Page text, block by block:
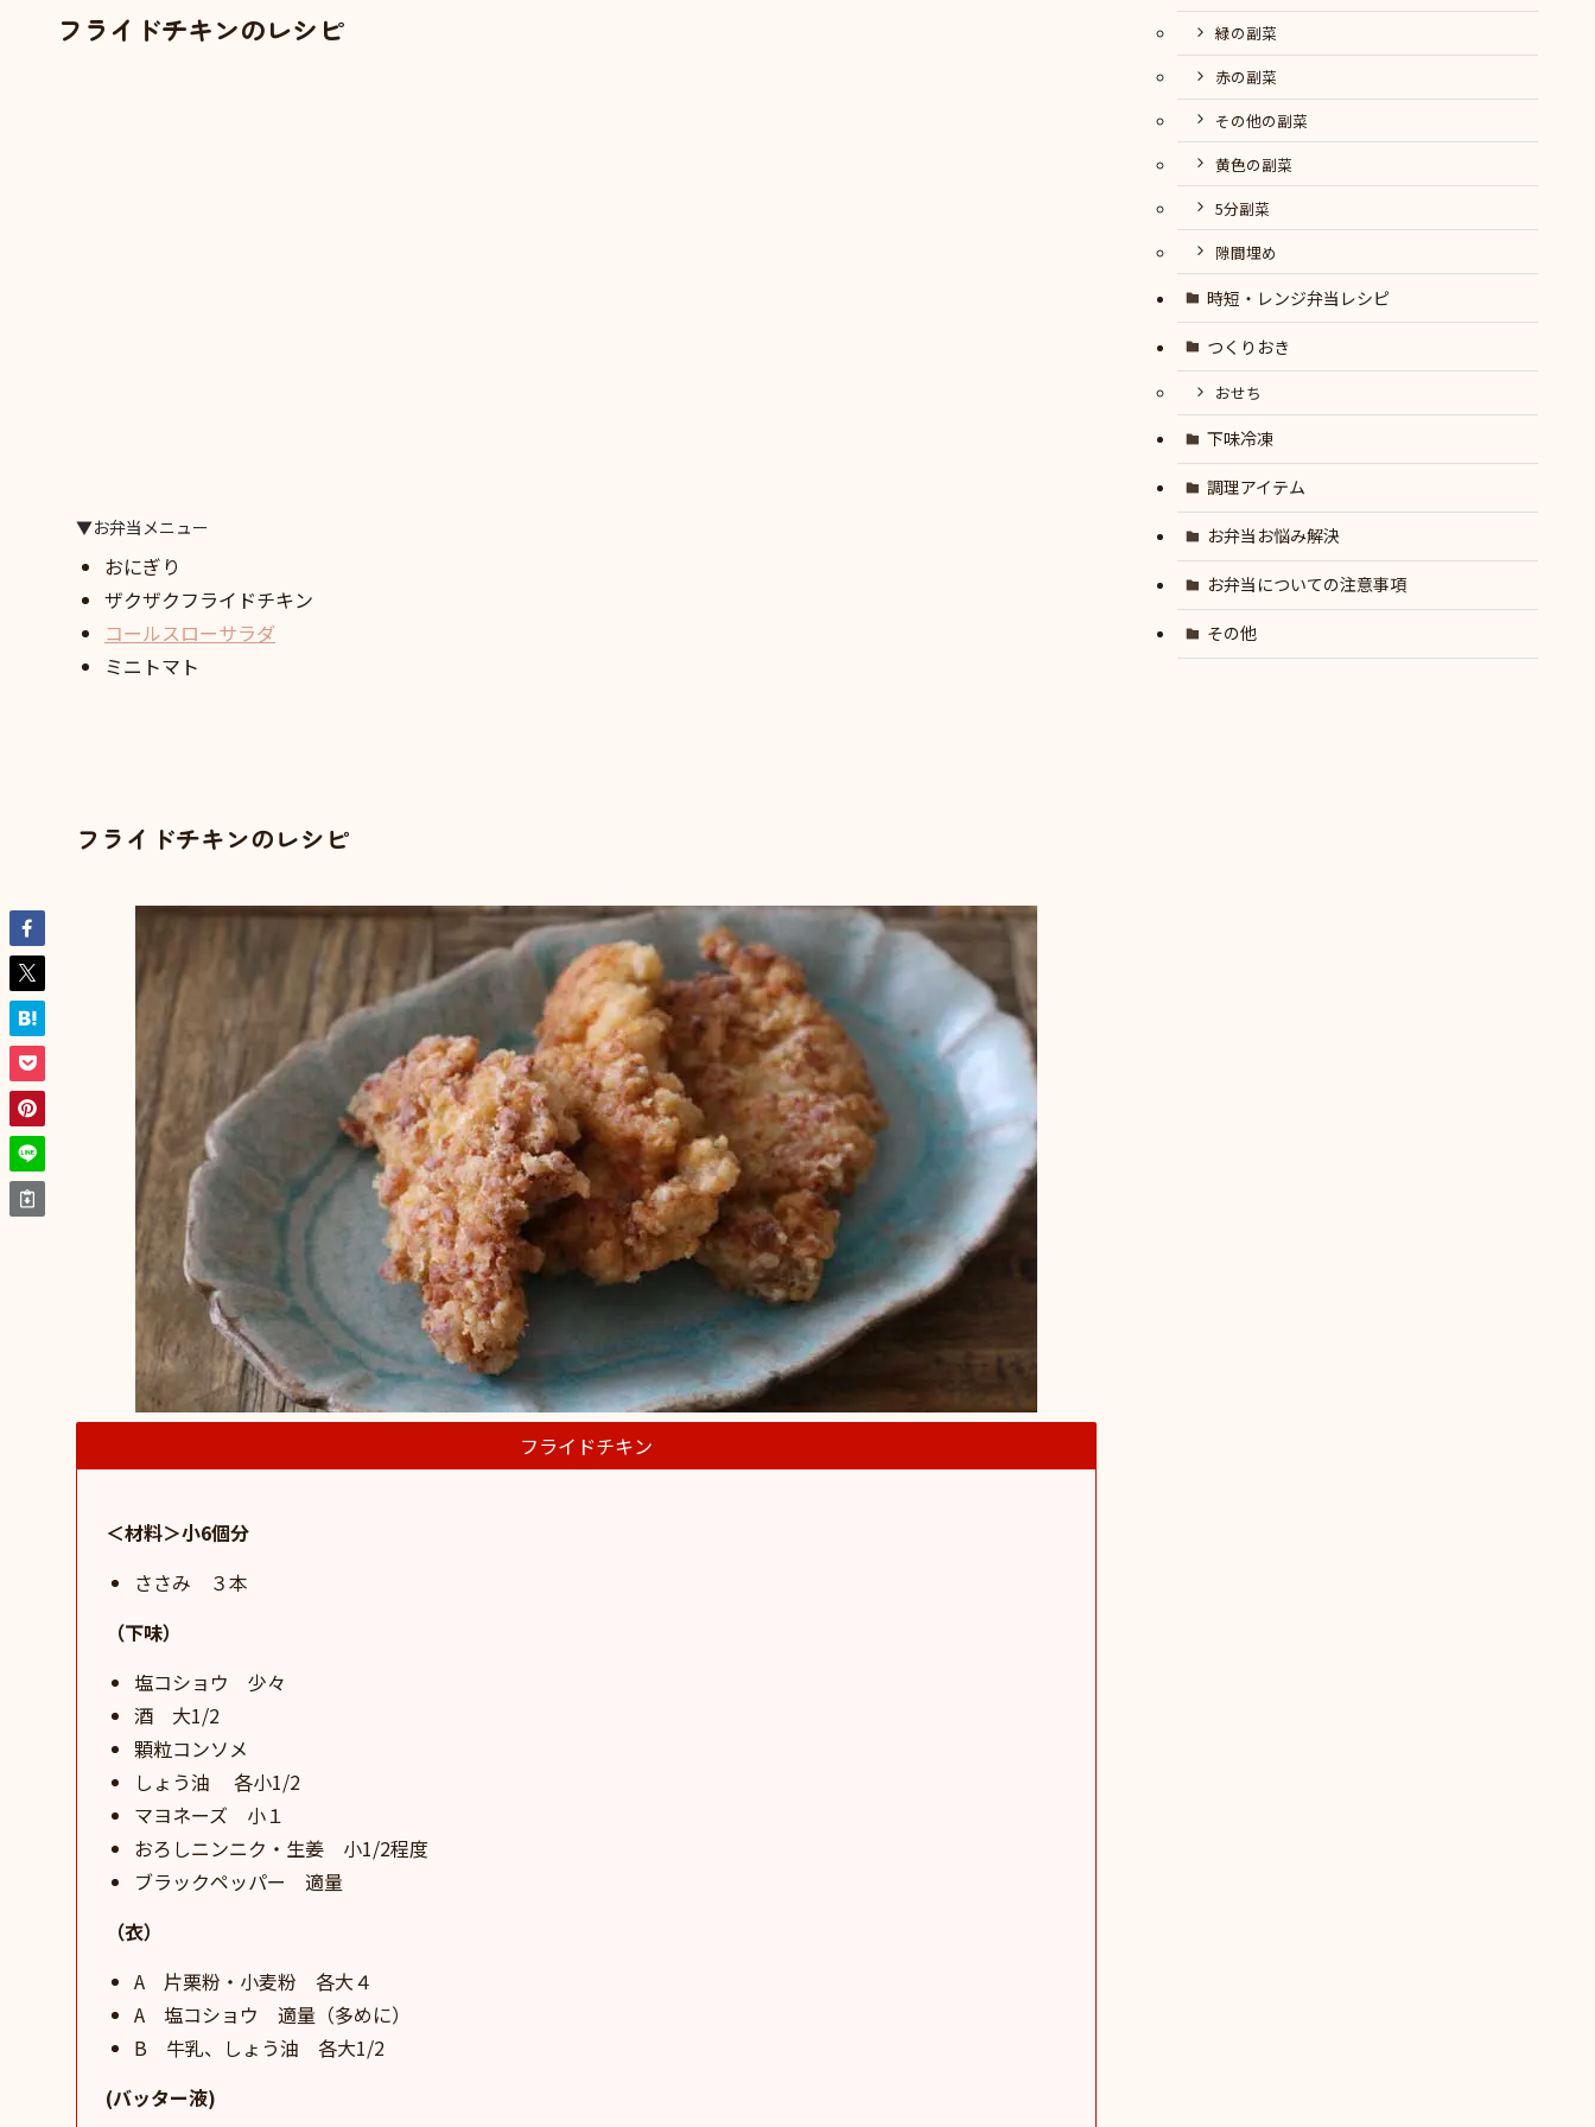
フライドチキンのレシピ
▼お弁当メニュー
おにぎり
ザクザクフライドチキン
コールスローサラダ
ミニトマト
フライドチキンのレシピ
フライドチキン
＜材料＞小6個分
ささみ ３本
（下味）
塩コショウ 少々
酒 大1/2
顆粒コンソメ
しょう油 各小1/2
マヨネーズ 小１
おろしニンニク・生姜 小1/2程度
ブラックペッパー 適量
（衣）
A 片栗粉・小麦粉 各大４
A 塩コショウ 適量（多めに）
B 牛乳、しょう油 各大1/2
(バッター液)
緑の副菜
赤の副菜
その他の副菜
黄色の副菜
5分副菜
隙間埋め
時短・レンジ弁当レシピ
つくりおき
おせち
下味冷凍
調理アイテム
お弁当お悩み解決
お弁当についての注意事項
その他